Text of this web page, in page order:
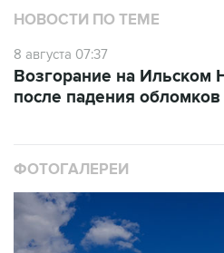
НОВОСТИ ПО ТЕМЕ
8 августа 07:37
Возгорание на
после падения
ФОТОГАЛЕРЕИ